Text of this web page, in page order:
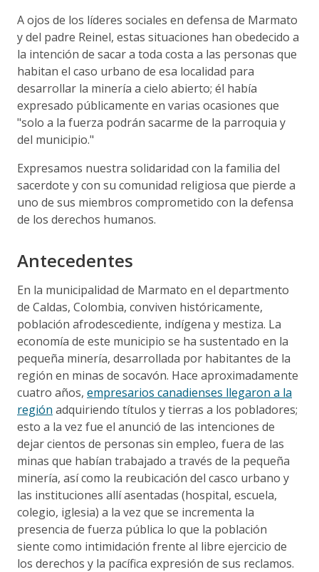
A ojos de los líderes sociales en defensa de Marmato
y del padre Reinel, estas situaciones han obedecido a
la intención de sacar a toda costa a las personas que
habitan el caso urbano de esa localidad para
desarrollar la minería a cielo abierto; él había
expresado públicamente en varias ocasiones que
"solo a la fuerza podrán sacarme de la parroquia y
del municipio."
Expresamos nuestra solidaridad con la familia del
sacerdote y con su comunidad religiosa que pierde a
uno de sus miembros comprometido con la defensa
de los derechos humanos.
Antecedentes
En la municipalidad de Marmato en el departmento
de Caldas, Colombia, conviven históricamente,
población afrodescediente, indígena y mestiza. La
economía de este municipio se ha sustentado en la
pequeña minería, desarrollada por habitantes de la
región en minas de socavón. Hace aproximadamente
cuatro años, empresarios canadienses llegaron a la
región adquiriendo títulos y tierras a los pobladores;
esto a la vez fue el anunció de las intenciones de
dejar cientos de personas sin empleo, fuera de las
minas que habían trabajado a través de la pequeña
minería, así como la reubicación del casco urbano y
las instituciones allí asentadas (hospital, escuela,
colegio, iglesia) a la vez que se incrementa la
presencia de fuerza pública lo que la población
siente como intimidación frente al libre ejercicio de
los derechos y la pacífica expresión de sus reclamos.